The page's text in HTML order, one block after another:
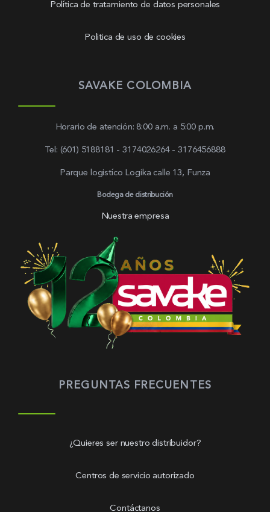
Política de tratamiento de datos personales
Politica de uso de cookies
SAVAKE COLOMBIA
Horario de atención: 8:00 a.m. a 5:00 p.m.
Tel: (601) 5188181 - 3174026264 - 3176456888
Parque logistíco Logika calle 13, Funza
Bodega de distribución
Nuestra empresa
PREGUNTAS FRECUENTES
¿Quieres ser nuestro distribuidor?
Centros de servicio autorizado
Contáctanos